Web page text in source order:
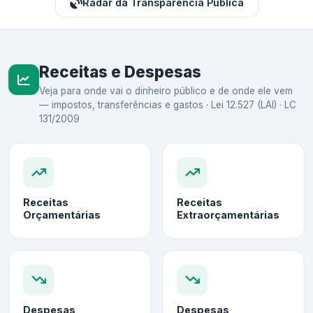
Radar da Transparência Pública
Receitas e Despesas
Veja para onde vai o dinheiro público e de onde ele vem
— impostos, transferências e gastos · Lei 12.527 (LAI) · LC
131/2009
Receitas
Orçamentárias
Receitas
Extraorçamentárias
Despesas Despesas